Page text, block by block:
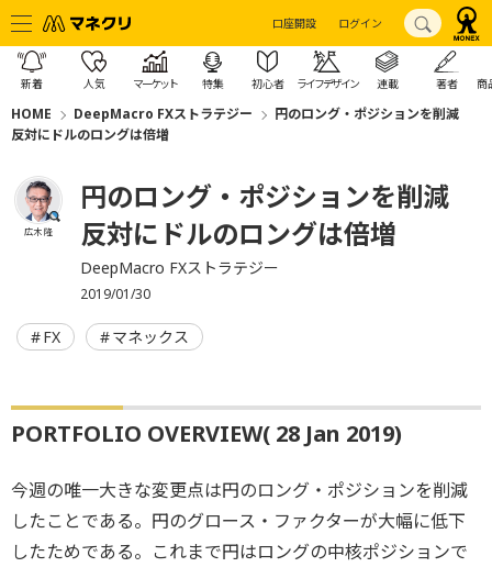
口座開設 ログイン
新着 人気 マーケット 特集 初心者 ライフデザイン 連載 著者 商
HOME DeepMacro FXストラテジー
円のロング・ポジションを削減
反対にドルのロングは倍増
広木 隆
円のロング・ポジションを削減
反対にドルのロングは倍増
DeepMacro FXストラテジー
2019/01/30
FX マネックス
PORTFOLIO OVERVIEW( 28 Jan 2019)
今週の唯一大きな変更点は円のロング・ポジションを削減
したことである。円のグロース・ファクターが大幅に低下
したためである。これまで円はロングの中核ポジションで